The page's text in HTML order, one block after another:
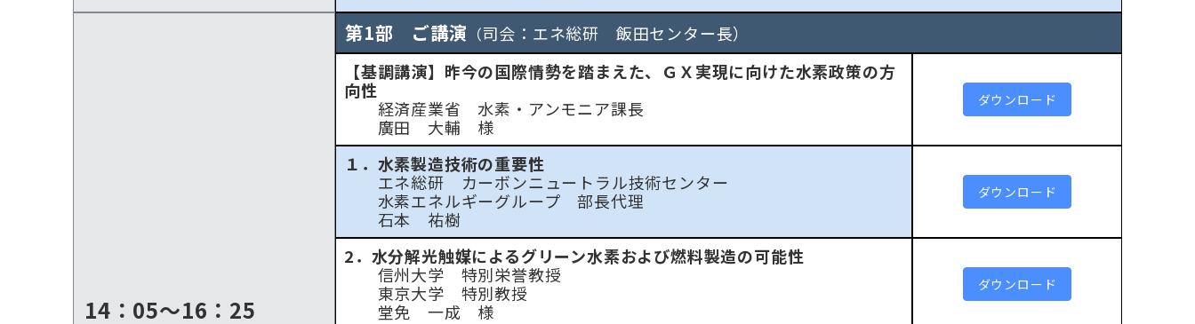
14：05～16：25
第1部 ご講演 （司会：エネ総研 飯田センター長）
【基調講演】昨今の国際情勢を踏まえた、ＧＸ実現に向けた水素政策の方
向性
経済産業省 水素・アンモニア課長
廣田 大輔 様
ダウンロード
１．水素製造技術の重要性
エネ総研 カーボンニュートラル技術センター
水素エネルギーグループ 部長代理
石本 祐樹
ダウンロード
2．水分解光触媒によるグリーン水素および燃料製造の可能性
信州大学 特別栄誉教授
東京大学 特別教授
堂免 一成 様
ダウンロード